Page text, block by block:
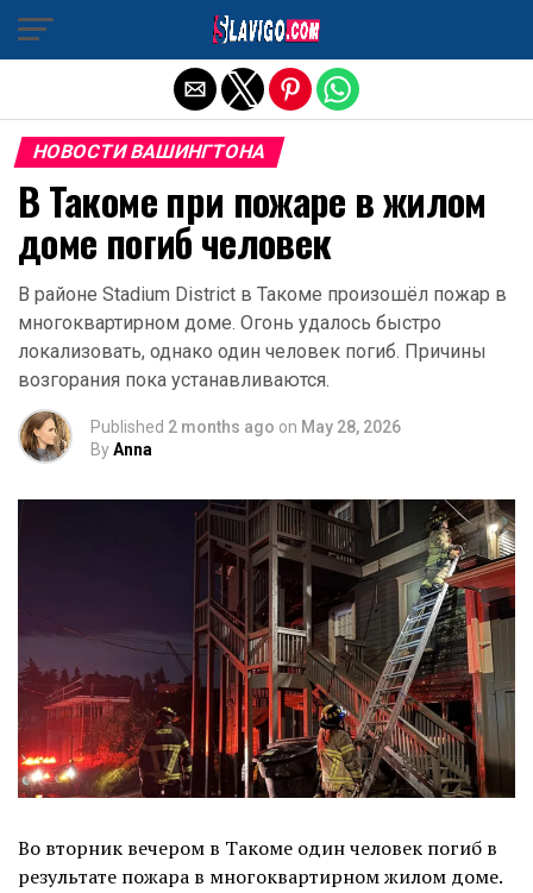
НОВОСТИ ВАШИНГТОНА
В Такоме при пожаре в жилом
доме погиб человек
В районе Stadium District в Такоме произошёл пожар в
многоквартирном доме. Огонь удалось быстро
локализовать, однако один человек погиб. Причины
возгорания пока устанавливаются.
Published 2 months ago on May 28, 2026
ByAnna
Во вторник вечером в Такоме один человек погиб в
результате пожара в многоквартирном жилом доме.
Exit mobile version